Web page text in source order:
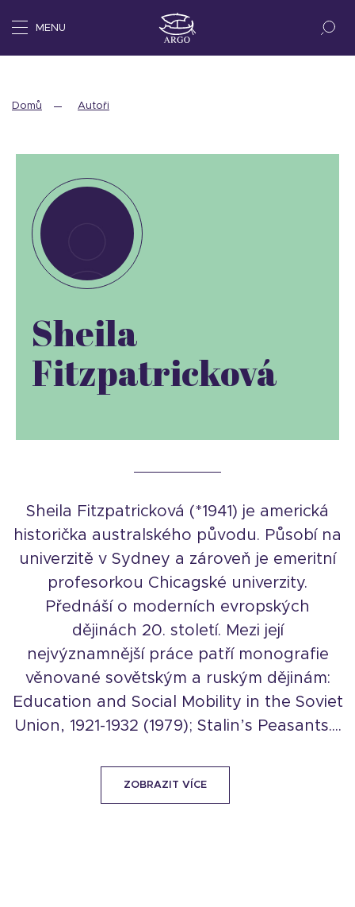
MENU
Domů Autoři
Sheila
Fitzpatricková
Sheila Fitzpatricková (*1941) je americká
historička australského původu. Působí na
univerzitě v Sydney a zároveň je emeritní
profesorkou Chicagské univerzity.
Přednáší o moderních evropských
dějinách 20. století. Mezi její
nejvýznamnější práce patří monografie
věnované sovětským a ruským dějinám:
Education and Social Mobility in the Soviet
Union, 1921-1932 (1979); Stalin’s Peasants....
ZOBRAZIT VÍCE